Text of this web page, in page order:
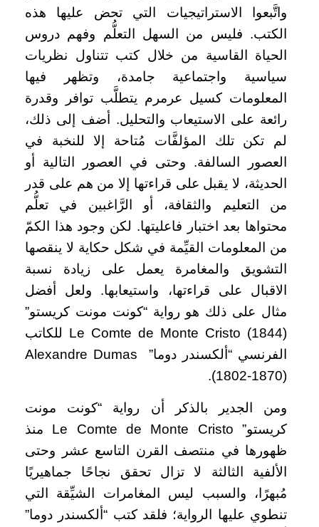
واتَّبعوا الاستراتيجيات التي تحض عليها هذه
الكتب. فليس من السهل التعلُّم وفهم دروس
الحياة القاسية من خلال كتب تتناول نظريات
سياسية واجتماعية جامدة، وتظهر فيها
المعلومات كسيل عرمرم يتطلَّب توافر وقدرة
رائعة على الاستيعاب والتحليل. أضف إلى ذلك،
لم تكن تلك المؤلفَّات مُتاحة إلا للنخبة في
العصور السالفة. وحتى في العصور التالية أو
الحديثة، لا يقبل على قراءتها إلا من هم على قدر
من التعليم والثقافة، أو الرَّاغبين في تعلُّم
محتواها بعد اختبار فاعليتها. لكن وجود هذا الكمّ
من المعلومات القيِّمة في شكل حكاية لا ينقصها
التشويق والمغامرة يعمل على زيادة نسبة
الاقبال على قراءتها، واستيعابها. ولعل أفضل
مثال على ذلك هو رواية “كونت مونت كريستو”
Le Comte de Monte Cristo (1844) للكاتب
الفرنسي “ألكسندر دوما” Alexandre Dumas
(1802-1870).
ومن الجدير بالذكر أن رواية “كونت مونت
كريستو” Le Comte de Monte Cristo منذ
ظهورها في منتصف القرن التاسع عشر وحتى
الألفية الثالثة لا تزال تحقق نجاحًا جماهيريًا
مُبهرًا، والسبب ليس المغامرات الشيِّقة التي
تنطوي عليها الرواية؛ فلقد كتب “ألكسندر دوما”